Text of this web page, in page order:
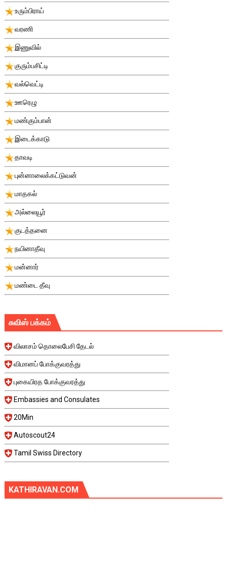
உரும்பிராய்
வரணி
இணுவில்
குரும்பசிட்டி
வல்வெட்டி
ஊரெழு
மண்கும்பான்
இடைக்காடு
தாவடி
புன்னாலைக்கட்டுவன்
மாதகல்
அல்லையூர்
குடத்தனை
நயினாதீவு
மன்னார்
மண்டை தீவு
சுவிஸ் பக்கம்
விலாசம் தொலைபேசி தேடல்
விமானப் போக்குவரத்து
புகையிரத போக்குவரத்து
Embassies and Consulates
20Min
Autoscout24
Tamil Swiss Directory
KATHIRAVAN.COM